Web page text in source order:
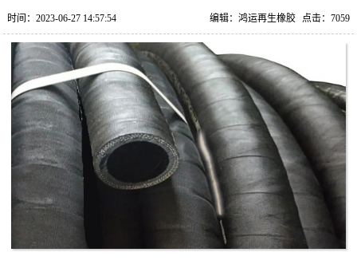
时间：2023-06-27 14:57:54 点击：7059
编辑：鸿运再生橡胶